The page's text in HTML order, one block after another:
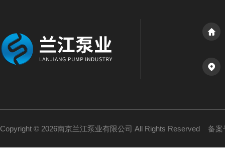
Copyright © 2026南京兰江泵业有限公司 All Rights Reserved 备案